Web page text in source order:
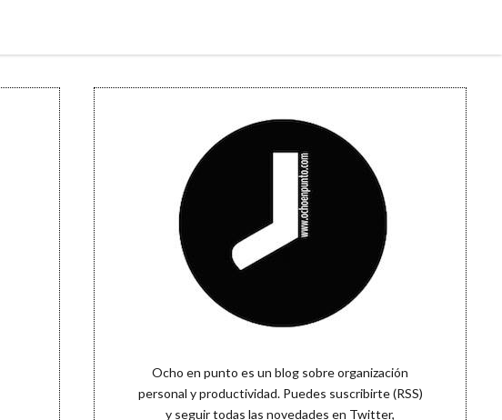
Sidebar
Ocho en punto es un blog sobre organización
personal y productividad. Puedes suscribirte (RSS)
y seguir todas las novedades en Twitter,